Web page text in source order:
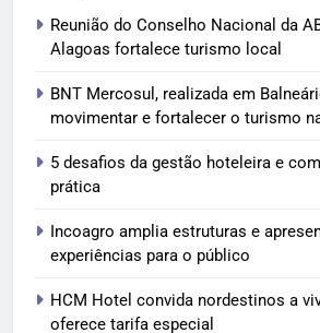
Reunião do Conselho Nacional da
Alagoas fortalece turismo local
BNT Mercosul, realizada em
movimentar e fortalecer o turismo
5 desafios da gestão hoteleira e
prática
Incoagro amplia estruturas e
experiências para o público
HCM Hotel convida nordestinos a
oferece tarifa especial